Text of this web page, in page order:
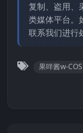
复制、盗用、
类媒体平台。
联系我们进行
果咩酱w-COS